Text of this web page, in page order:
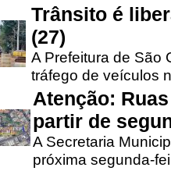
Trânsito é
(27)
A Prefeitura de São
tráfego de veículos
Atenção:
partir de
A Secretaria
próxima segunda-